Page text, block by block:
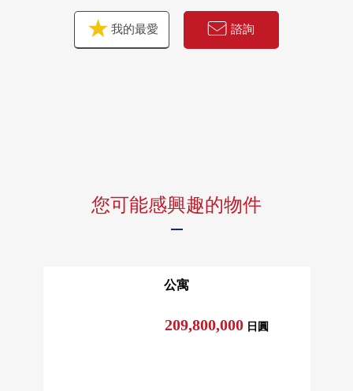
我的最愛 諮詢
您可能感興趣的物件
公寓
209,800,000 日圓